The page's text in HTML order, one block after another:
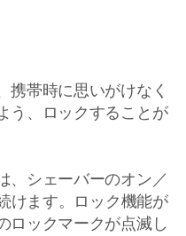
携帯時に思いがけなく
う、ロックすることが
、シェーバーのオン／
けます。ロック機能が
ロックマークが点滅し